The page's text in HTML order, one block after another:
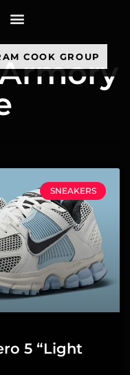
COOK GROUP
SNEAKERS
5 “Light